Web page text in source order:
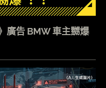
廣告 BMW 車主嬲爆